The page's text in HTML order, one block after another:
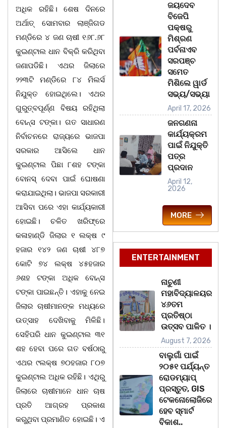
ଅଧିକ ରହିଛି। ଶେଷ ଦିନରେ
ଅର୍ଥାତ୍ ସୋମବାର ଲାଞ୍ଜିଗଡ
ମଣ୍ଡିରେ ୪ ଜଣ ଚାଷୀ ୧୬୮.୬୮
କୁଇଣ୍ଟାଲ ଧାନ ବିକ୍ରି କରିଥିବା
ଜଣାପଡିଛି। ଏଥର ଜିଲାରେ
୨୨୩ଟି ମଣ୍ଡିରେ ୮୪ ମିଲର୍ସ
ନିଯୁକ୍ତ ହୋଇଥିଲେ। ଏଥର
ଗୁରୁତ୍ବପୂର୍ଣ୍ଣ ବିଷୟ ରହିଥିଲା
ବୋନ୍‌ସ ଟଙ୍କା। ଗତ ସାଧାରଣ
ନିର୍ବାଚନରେ ରାଜ୍ୟରେ ଭାଜପା
ସରକାର ଆସିଲେ ଧାନ
କୁଇଣ୍ଟାଲ ପିଛା ୮ଶହ ଟଙ୍କା
ବୋନସ୍‌ ଦେବା ପାଇଁ ଘୋଷଣା
କରାଯାଇଥିଲା। ଭାଜପା ସରକାରୀ
ଆସିବା ପରେ ଏହା କାର୍ଯ୍ୟକାରୀ
ହୋଇଛି। ଚଳିତ ଖରିଫ୍‌ରେ
କଳାହାଣ୍ଡି ଜିଲାର ୧ ଲକ୍ଷ ୯
ହଜାର ୧୪୨ ଜଣ ଚାଷୀ ୪୮୭
କୋଟି ୭୪ ଲକ୍ଷ ୪୫ହଜାର
୬ଶହ ଟଙ୍କା ଅଧିକ ବୋନ୍‌ସ
ଟଙ୍କା ପାଇଛନ୍ତି। ଏହାକୁ ନେଇ
ଜିଲାର ଚାଷୀମାନଙ୍କ ମଧ୍ୟରେ
ଉତ୍ସାହ ଦେଖିବାକୁ ମିଳିଛି।
ସେହିପରି ଧାନ କୁଇଣ୍ଟାଲ ୩୧
ଶହ ହେବା ପରେ ଗତ ବର୍ଷଠାରୁ
ଏଥର ୯ଲକ୍ଷ ୭୦ହଜାର ୮୦୭
କୁଇଣ୍ଟାଲ ଅଧିକ ରହିଛି। ଏଥିରୁ
ଜିଲାରେ ଚାଷୀମାନେ ଧାନ ଚାଷ
ପ୍ରତି ଆଗ୍ରହ ପ୍ରକାଶ
କରୁଥିବା ପ୍ରମାଣିତ ହୋଇଛି। ଏ
ଜୟଦେବ
ବିଜେପି
ପକ୍ଷରୁ
ମିଶ୍ରଣ
ପର୍ବନାଏବ
ସରପଞ୍ଚ
ସମେତ
ମିଶିଲେ ୱାର୍ଡ
ସଭ୍ୟ/ସଭ୍ୟା
April 17, 2026
ଜନଗଣନା
କାର୍ଯ୍ୟକ୍ରମ
ପାଇଁ ନିଯୁକ୍ତି
ପତ୍ର
ପ୍ରଦାନ
April 12,
2026
MORE
ENTERTAINMENT
ନାଚୁଣୀ
ମହାବିଦ୍ୟାଳୟର
୪୬ତମ
ପ୍ରତିଷ୍ଠା
ଉତ୍ସବ ପାଳିତ ।
August 7, 2026
ବାଲୁଗାଁ ପାଇଁ
୨୦୫୧ ପର୍ଯ୍ୟନ୍ତ
ରୋଡମ୍ୟାପ୍
ପ୍ରସ୍ତୁତ, GIS
ଟେକନୋଲୋଜିରେ
ହେବ ସ୍ମାର୍ଟ
ବିକାଶ..